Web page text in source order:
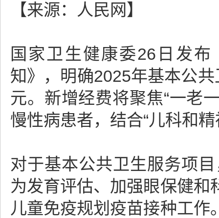
【来源：人民网】
国家卫生健康委26日发
知》，明确2025年基本公
元。新增经费将聚焦“一老
慢性病患者，结合“儿科和
对于基本公共卫生服务项
为发育评估、加强眼保健和
儿童免疫规划疫苗接种工